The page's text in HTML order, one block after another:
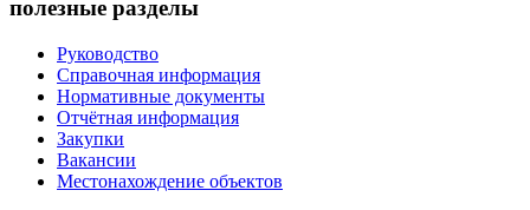
полезные разделы
Руководство
Справочная информация
Нормативные документы
Отчётная информация
Закупки
Вакансии
Местонахождение объектов